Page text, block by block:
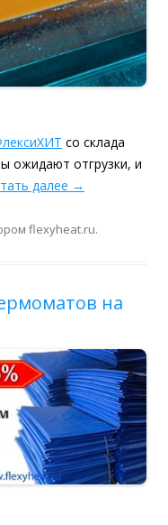
со склада
ожидают отгрузки, и
далее →
flexyheat.ru.
на